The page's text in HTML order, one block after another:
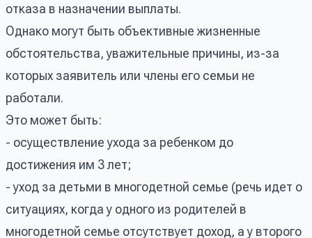
отказа в назначении выплаты.
Однако могут быть объективные жизненные
обстоятельства, уважительные причины, из-за
которых заявитель или члены его семьи не
работали.
Это может быть:
- осуществление ухода за ребенком до
достижения им 3 лет;
- уход за детьми в многодетной семье (речь идет о
ситуациях, когда у одного из родителей в
многодетной семье отсутствует доход, а у второго